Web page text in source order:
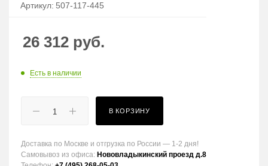
Артикул: 507-117-445
26 312 руб.
Есть в наличии
В КОРЗИНУ
Доставка по Москве и отгрузка по России — 1-2 дня!
Самовывоз из офиса: Нововладыкинский проезд д.8